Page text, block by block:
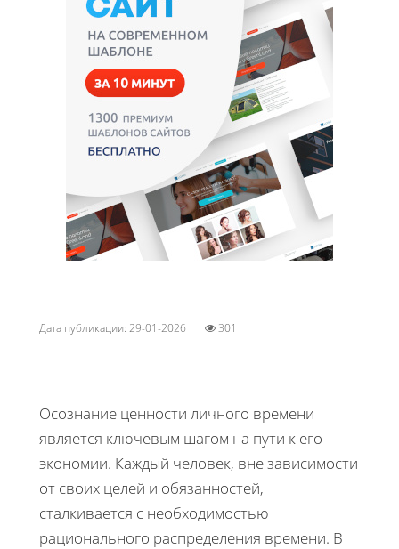
Дата публикации: 29-01-2026 301
Осознание ценности личного времени
является ключевым шагом на пути к его
экономии. Каждый человек, вне зависимости
от своих целей и обязанностей,
сталкивается с необходимостью
рационального распределения времени. В